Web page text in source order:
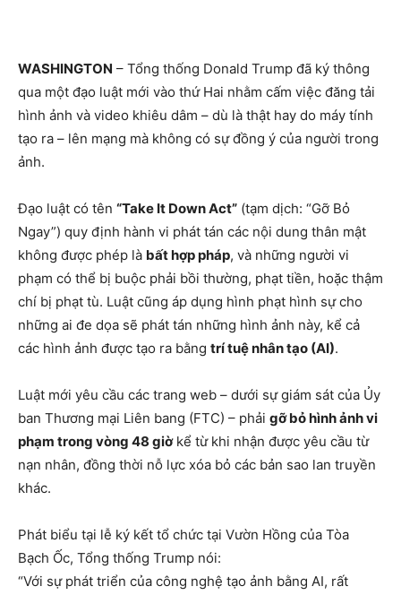
WASHINGTON – Tổng thống Donald Trump đã ký thông
qua một đạo luật mới vào thứ Hai nhằm cấm việc đăng tải
hình ảnh và video khiêu dâm – dù là thật hay do máy tính
tạo ra – lên mạng mà không có sự đồng ý của người trong
ảnh.
Đạo luật có tên “Take It Down Act” (tạm dịch: “Gỡ Bỏ
Ngay”) quy định hành vi phát tán các nội dung thân mật
không được phép là bất hợp pháp, và những người vi
phạm có thể bị buộc phải bồi thường, phạt tiền, hoặc thậm
chí bị phạt tù. Luật cũng áp dụng hình phạt hình sự cho
những ai đe dọa sẽ phát tán những hình ảnh này, kể cả
các hình ảnh được tạo ra bằng trí tuệ nhân tạo (AI).
Luật mới yêu cầu các trang web – dưới sự giám sát của Ủy
ban Thương mại Liên bang (FTC) – phải gỡ bỏ hình ảnh vi
phạm trong vòng 48 giờkể từ khi nhận được yêu cầu từ
nạn nhân, đồng thời nỗ lực xóa bỏ các bản sao lan truyền
khác.
Phát biểu tại lễ ký kết tổ chức tại Vườn Hồng của Tòa
Bạch Ốc, Tổng thống Trump nói:
“Với sự phát triển của công nghệ tạo ảnh bằng AI, rất